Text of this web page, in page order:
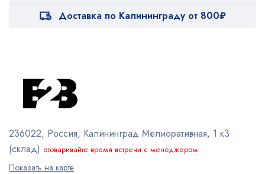
Доставка по Калининграду от 800₽
236022, Россия, Калининград Мелиоративная, 1 к3
(склад) оговаривайте время встречи с менеджером
Показать на карте